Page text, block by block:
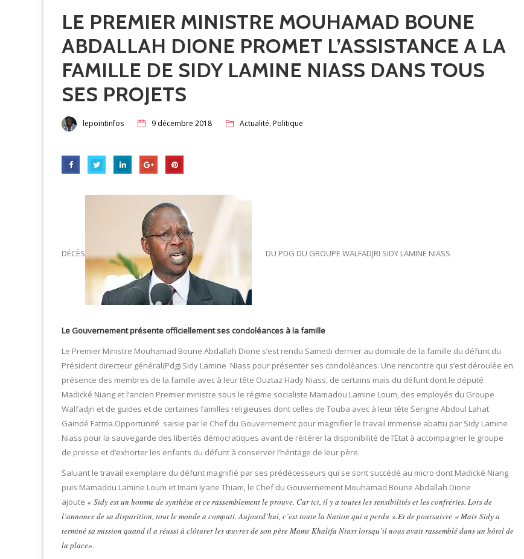
LE PREMIER MINISTRE MOUHAMAD BOUNE
ABDALLAH DIONE PROMET L’ASSISTANCE A LA
FAMILLE DE SIDY LAMINE NIASS DANS TOUS
SES PROJETS
lepointinfos 9 décembre 2018 Actualité,Politique
DÉCÈS DU PDG DU GROUPE WALFADJRI SIDY LAMINE NIASS
Le Gouvernement présente officiellement ses condoléances à la famille
Le Premier Ministre Mouhamad Boune Abdallah Dione s’est rendu Samedi dernier au domicile de la famille du défunt du
Président directeur général(Pdg) Sidy Lamine Niass pour présenter ses condoléances. Une rencontre qui s’est déroulée en
présence des membres de la famille avec à leur tête Ouztaz Hady Niass, de certains mais du défunt dont le député
Madické Niang et l’ancien Premier ministre sous le régime socialiste Mamadou Lamine Loum, des employés du Groupe
Walfadjri et de guides et de certaines familles religieuses dont celles de Touba avec à leur tête Serigne Abdoul Lahat
Gaindé Fatma.Opportunité saisie par le Chef du Gouvernement pour magnifier le travail immense abattu par Sidy Lamine
Niass pour la sauvegarde des libertés démocratiques avant de réitérer la disponibilité de l’Etat à accompagner le groupe
de presse et d’exhorter les enfants du défunt à conserver l’héritage de leur père.
Saluant le travail exemplaire du défunt magnifié par ses prédécesseurs qui se sont succédé au micro dont Madické Niang
puis Mamadou Lamine Loum et Imam Iyane Thiam, le Chef du Gouvernement Mouhamad Boune Abdallah Dione
ajoute « Sidy est un homme de synthése et ce rassemblement le prouve. Car ici, il y a toutes les sensibilités et les confréries. Lors de
l’annonce de sa disparition, tout le monde a compati. Aujourd’hui, c’est toute la Nation qui a perdu ».Et de poursuivre « Mais Sidy a
terminé sa mission quand il a réussi à clôturer les œuvres de son père Mame Khalifa Niass lorsqu’il nous avait rassemblé dans un hôtel de
la place».